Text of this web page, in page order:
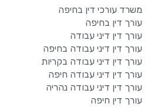
משרד עורכי דין בחיפה
עורך דין בחיפה
עורך דין דיני עבודה
עורך דין דיני עבודה בחיפה
עורך דין דיני עבודה בקריות
עורך דין דיני עבודה חיפה
עורך דין דיני עבודה נהריה
עורך דין חיפה